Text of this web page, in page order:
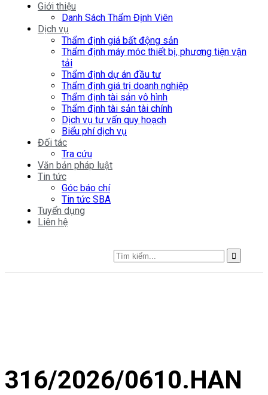
Giới thiệu
Danh Sách Thẩm Định Viên
Dịch vụ
Thẩm định giá bất động sản
Thẩm định máy móc thiết bị, phương tiện vận
tải
Thẩm định dự án đầu tư
Thẩm định giá trị doanh nghiệp
Thẩm định tài sản vô hình
Thẩm định tài sản tài chính
Dịch vụ tư vấn quy hoạch
Biểu phí dịch vụ
Đối tác
Tra cứu
Văn bản pháp luật
Tin tức
Góc báo chí
Tin tức SBA
Tuyển dụng
Liên hệ
316/2026/0610.HAN